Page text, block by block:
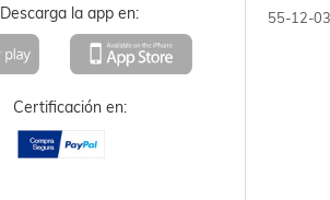
Descarga la app en:
Certificación en:
55-12-